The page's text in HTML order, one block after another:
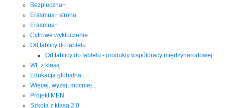
Bezpieczna+
Erasmus+ strona
Erasmus+
Cyfrowe wykluczenie
Od tablicy do tabletu
Od tablicy do tabletu - produkty współpracy międzynarodowej
WF z klasą
Edukacja globalna
Więcej, wyżej, mocniej...
Projekt MEN
Szkoła z klasą 2.0